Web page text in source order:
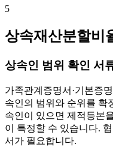
5
상속재산분할비
상속인 범위 확인 서
가족관계증명서·기본증
속인의 범위와 순위를 확
속인이 있으면 제적등본
이 특정할 수 있습니다.
서가 필요합니다.